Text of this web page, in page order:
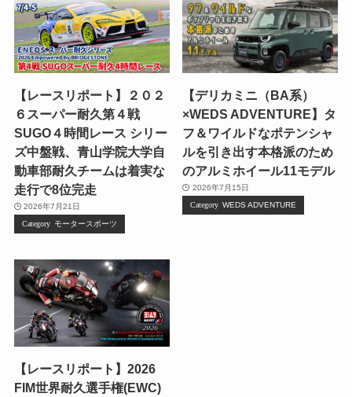
【レースリポート】２０２
６スーパー耐久第４戦
SUGO４時間レース シリー
ズ中盤戦、青山学院大学自
動車部耐久チームは着実な
走行で8位完走
2026年7月21日
モータースポーツ
【デリカミニ（BA系）
×WEDS ADVENTURE】タ
フ＆ワイルドなポテンシャ
ルを引き出す本格派のため
のアルミホイール11モデル
2026年7月15日
WEDS ADVENTURE
【レースリポート】2026
FIM世界耐久選手権(EWC)